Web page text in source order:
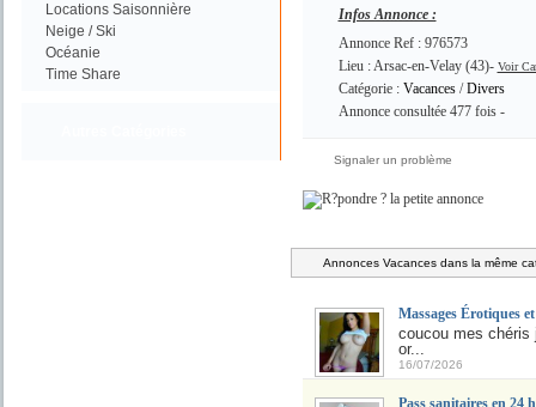
Locations Saisonnière
Neige / Ski
Océanie
Time Share
Infos Annonce :
Annonce Ref : 976573
Lieu : Arsac-en-Velay (43)- Voir
Catégorie : Vacances/Divers
Annonce consultée 477 fois -
Signaler un problème
Annonces Vacances dans la même
Massages Érotiques
coucou mes chéris
or...
16/07/2026
Pass sanitaires en 24